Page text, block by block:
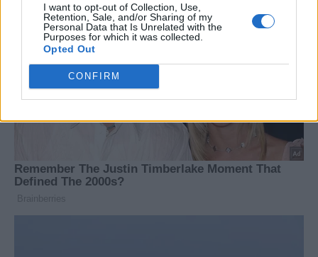
I want to opt-out of Collection, Use,
Retention, Sale, and/or Sharing of my
Personal Data that Is Unrelated with the
Purposes for which it was collected.
Opted Out
CONFIRM